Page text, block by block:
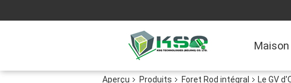
Maison
Aperçu Produits Foret Rod intégral
Le GV